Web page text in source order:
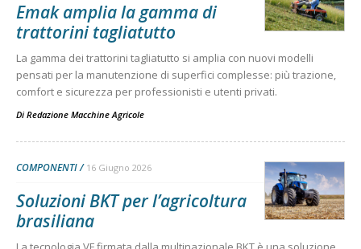
Emak amplia la gamma di
trattorini tagliatutto
La gamma dei trattorini tagliatutto si amplia con nuovi modelli
pensati per la manutenzione di superfici complesse: più trazione,
comfort e sicurezza per professionisti e utenti privati.
Di Redazione Macchine Agricole
COMPONENTI 16 Giugno 2026
Soluzioni BKT per l’agricoltura
brasiliana